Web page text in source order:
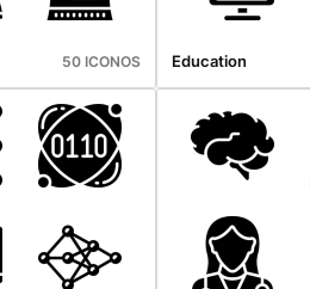
50 ICONOS Education